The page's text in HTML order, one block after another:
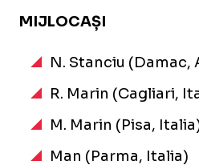
MIJLOCAȘI
N. Stanciu (Damac,
R. Marin (Cagliari,
M. Marin (Pisa,
Man (Parma, Italia)